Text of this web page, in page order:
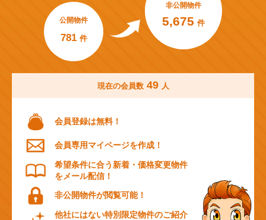
公開物件
781 件
非公開物件
5,675 件
現在の会員数 49 人
会員登録は無料！
会員専用マイページを作成！
希望条件に合う新着・価格変更物件
をメール配信！
非公開物件が閲覧可能！
他社にはない特別限定物件のご紹介